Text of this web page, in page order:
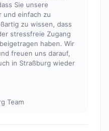
Sie unsere
und einfach zu
zu wissen, dass
stressfreie Zugang
haben. Wir
freuen uns darauf,
in Straßburg wieder
Team